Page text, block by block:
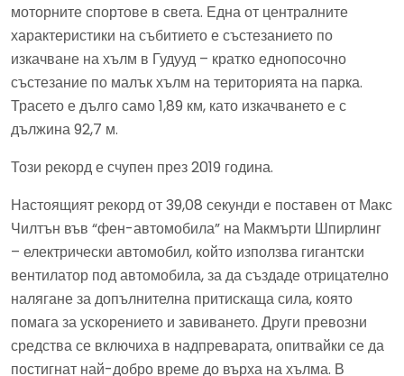
моторните спортове в света. Една от централните
характеристики на събитието е състезанието по
изкачване на хълм в Гудууд – кратко еднопосочно
състезание по малък хълм на територията на парка.
Трасето е дълго само 1,89 км, като изкачването е с
дължина 92,7 м.
Този рекорд е счупен през 2019 година.
Настоящият рекорд от 39,08 секунди е поставен от Макс
Чилтън във “фен-автомобила” на Макмърти Шпирлинг
– електрически автомобил, който използва гигантски
вентилатор под автомобила, за да създаде отрицателно
налягане за допълнителна притискаща сила, която
помага за ускорението и завиването. Други превозни
средства се включиха в надпреварата, опитвайки се да
постигнат най-добро време до върха на хълма. В